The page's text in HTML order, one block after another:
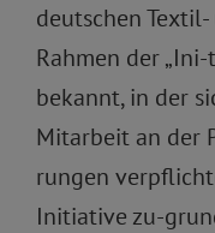
deutschen
Rahmen der
bekannt, in der
Mitarbeit an der
rungen
Initiative zu-